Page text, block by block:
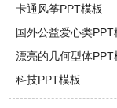
卡通风筝PPT模板
国外公益爱心类PPT
漂亮的几何型体PPT
科技PPT模板